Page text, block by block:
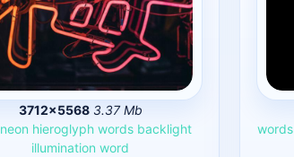
3712×5568 3.37 Mb
neon hieroglyph words backlight
illumination word
words